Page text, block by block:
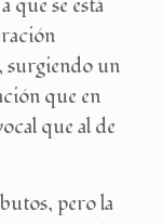
que se está
surgiendo un
que en
que al de
pero la